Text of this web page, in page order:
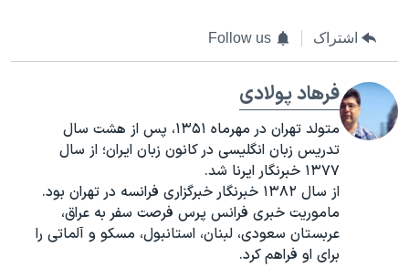
اشتراک Follow us
فرهاد پولادی
متولد تهران در مهرماه ۱۳۵۱، پس از هشت سال
تدریس زبان انگلیسی در کانون زبان ایران؛ از سال
۱۳۷۷ خبرنگار ایرنا شد.
از سال ۱۳۸۲ خبرنگار خبرگزاری فرانسه در تهران بود.
ماموریت خبری فرانس پرس فرصت سفر به عراق،
عربستان سعودی، لبنان، استانبول، مسکو و آلماتی را
برای او فراهم کرد.